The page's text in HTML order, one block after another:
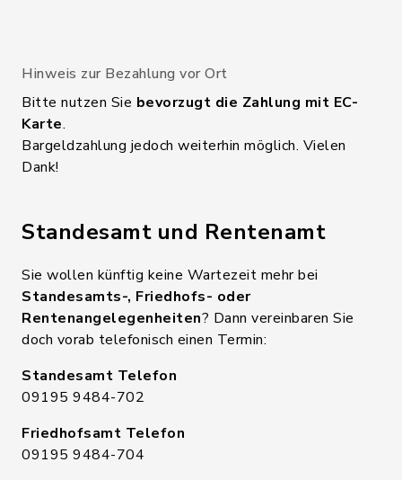
Hinweis zur Bezahlung vor Ort
Bitte nutzen Sie bevorzugt die Zahlung mit EC-
Karte.
Bargeldzahlung jedoch weiterhin möglich. Vielen
Dank!
Standesamt und Rentenamt
Sie wollen künftig keine Wartezeit mehr bei
Standesamts-, Friedhofs- oder
Rentenangelegenheiten? Dann vereinbaren Sie
doch vorab telefonisch einen Termin:
Standesamt Telefon
09195 9484-702
Friedhofsamt Telefon
09195 9484-704